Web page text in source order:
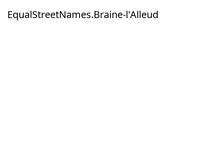
EqualStreetNames.Braine-l'Alleud
EqualStreetNames.Braine-l'Alleud